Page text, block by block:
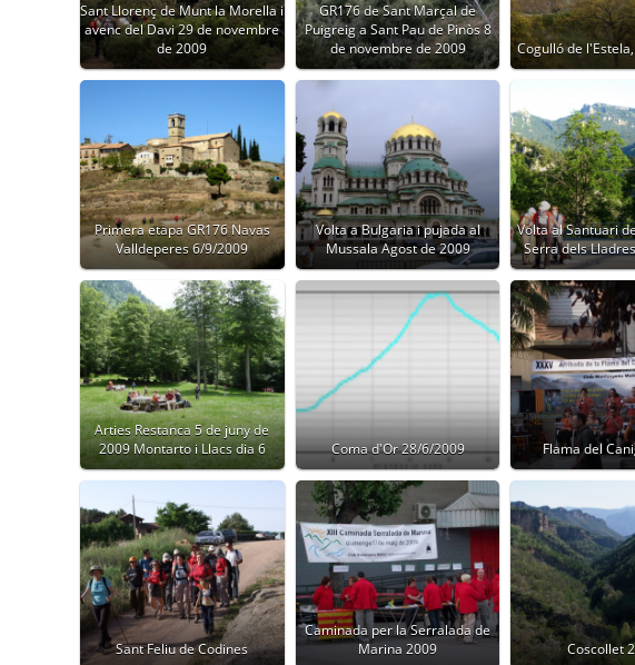
Sant Llorenç de Munt la Morella i
avenc del Davi 29 de novembre
de 2009
GR176 de Sant Marçal de
Puigreig a Sant Pau de Pinòs 8
de novembre de 2009
Cogulló de
Primera etapa GR176 Navas
Valldeperes 6/9/2009
Volta a Bulgaria i pujada al
Mussala Agost de 2009
Volta al Santuari
Serra dels
Arties Restanca 5 de juny de
2009 Montarto i Llacs dia 6
Coma d'Or 28/6/2009 Flama del
Sant Feliu de Codines
Caminada per la Serralada de
Marina 2009
Coscollet